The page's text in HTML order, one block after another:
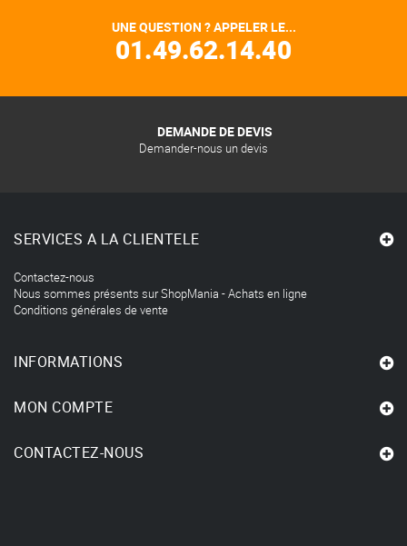
UNE QUESTION ? APPELER LE...
01.49.62.14.40
DEMANDE DE DEVIS
Demander-nous un devis
SERVICES A LA CLIENTELE
Contactez-nous
Nous sommes présents sur ShopMania - Achats en ligne
Conditions générales de vente
INFORMATIONS
MON COMPTE
CONTACTEZ-NOUS